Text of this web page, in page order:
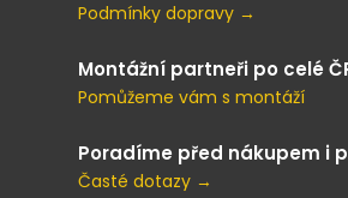
Podmínky dopravy →
Montážní partneři po celé
Pomůžeme vám s montáží
Poradíme před nákupem i
Časté dotazy →